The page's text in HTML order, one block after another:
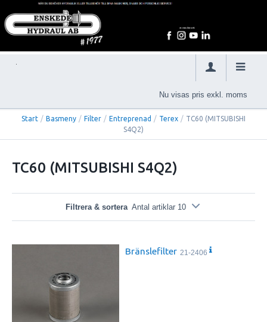
Nu visas pris exkl. moms
Start / Basmeny / Filter / Entreprenad / Terex / TC60 (MITSUBISHI
S4Q2)
TC60 (MITSUBISHI S4Q2)
Filtrera & sortera Antal artiklar 10
Bränslefilter 21-2406